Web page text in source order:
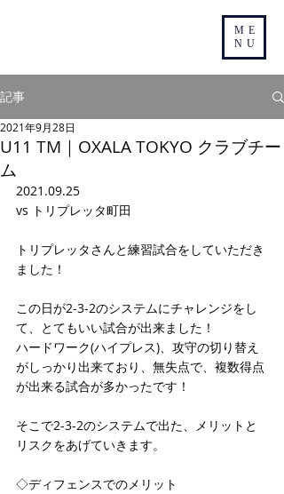
ME
NU
記事
U11 TM｜OXALA TOKYO クラブチー
ム
2021年9月28日
2021.09.25
vs トリプレッタ町田
トリプレッタさんと練習試合をしていただき
ました！
この日が2-3-2のシステムにチャレンジをし
て、とてもいい試合が出来ました！
ハードワーク(ハイプレス)、攻守の切り替え
がしっかり出来ており、無失点で、複数得点
が出来る試合が多かったです！
そこで2-3-2のシステムで出た、メリットと
リスクをあげていきます。
◇ディフェンスでのメリット